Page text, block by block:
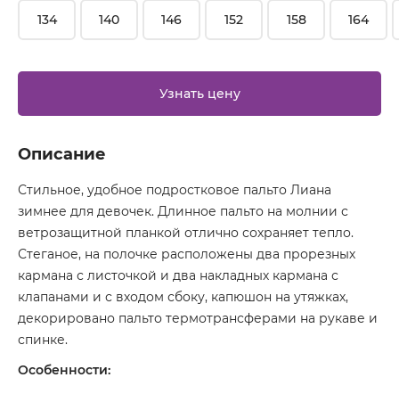
134 140 146 152 158 164
Узнать цену
Описание
Стильное, удобное подростковое пальто Лиана
зимнее для девочек. Длинное пальто на молнии с
ветрозащитной планкой отлично сохраняет тепло.
Стеганое, на полочке расположены два прорезных
кармана с листочкой и два накладных кармана с
клапанами и с входом сбоку, капюшон на утяжках,
декорировано пальто термотрансферами на рукаве и
спинке.
Особенности: